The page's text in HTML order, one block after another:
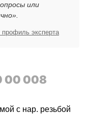
или
профиль эксперта
00 008
с нар. резьбой